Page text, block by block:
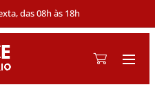
das 08h às 18h